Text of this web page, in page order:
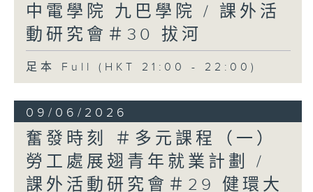
中電學院 九巴學院 / 課外活
動研究會＃30 拔河
足本 Full (HKT 21:00 - 22:00)
09/06/2026
奮發時刻 ＃多元課程（一）
勞工處展翅青年就業計劃 /
課外活動研究會＃29 健環大